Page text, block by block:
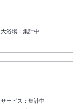
大浴場：集計中
サービス：集計中